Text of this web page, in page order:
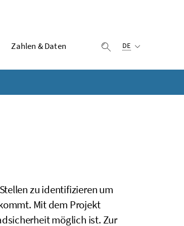
Zahlen & Daten Suche einblenden
DE
zu identifizieren um
Mit dem Projekt
möglich ist. Zur